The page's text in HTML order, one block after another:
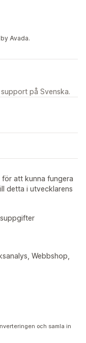
Avada.
på Svenska.
att kunna fungera
detta i utvecklarens
Webbshop,
och samla in